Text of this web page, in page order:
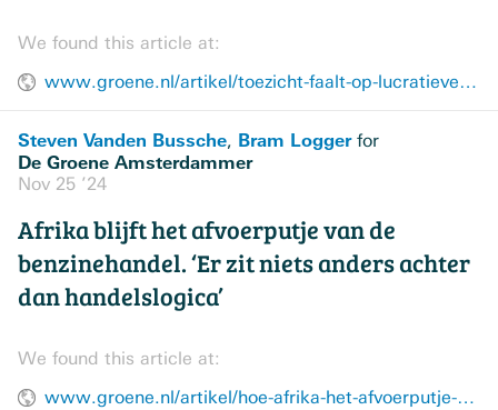
We found this article at:
www.groene.nl/artikel/toezicht-faalt-op-lucratieve-russische-vishandel-via-nederland
Steven Vanden Bussche, Bram Loggerfor
De Groene Amsterdammer
Nov 25 ’24
Afrika blijft het afvoerputje van de
benzinehandel. ‘Er zit niets anders achter
dan handelslogica’
We found this article at:
www.groene.nl/artikel/hoe-afrika-het-afvoerputje-van-de-benzinehandel-blijft